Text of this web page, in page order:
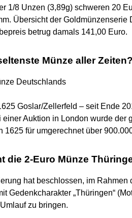
1/8 Unzen (3,89g) schweren 20
Übersicht der Goldmünzenserie
betrug damals 141,00 Euro.
Münze aller Zeiten?
Deutschlands
Goslar/Zellerfeld – seit Ende
Auktion in London wurde der
1625 für umgerechnet über
die 2-Euro Münze
hat beschlossen, im Rahmen
Gedenkcharakter „Thüringen“
zu bringen.